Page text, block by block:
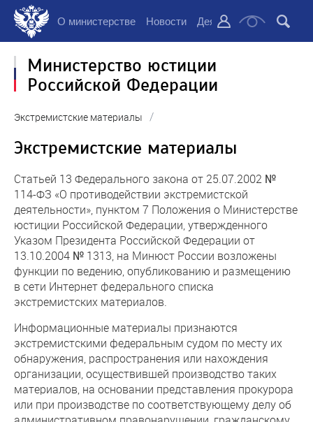
О министерстве Новости Деятельность
Министерство юстиции
Российской Федерации
Экстремистские материалы /
Экстремистские материалы
Статьей 13 Федерального закона от 25.07.2002 №
114-ФЗ «О противодействии экстремистской
деятельности», пунктом 7 Положения о Министерстве
юстиции Российской Федерации, утвержденного
Указом Президента Российской Федерации от
13.10.2004 № 1313, на Минюст России возложены
функции по ведению, опубликованию и размещению
в сети Интернет федерального списка
экстремистских материалов.
Информационные материалы признаются
экстремистскими федеральным судом по месту их
обнаружения, распространения или нахождения
организации, осуществившей производство таких
материалов, на основании представления прокурора
или при производстве по соответствующему делу об